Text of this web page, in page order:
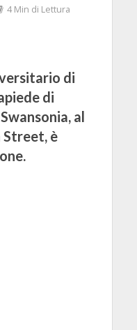
4 Min di Lettura
di
di
al
Street, è